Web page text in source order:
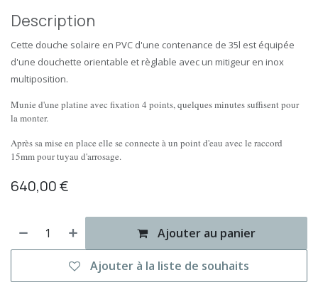
Description
Cette douche solaire en PVC d'une contenance de 35l est équipée
d'une douchette orientable et règlable avec un mitigeur en inox
multiposition.
Munie d'une platine avec fixation 4 points, quelques minutes suffisent pour
la monter.
Après sa mise en place elle se connecte à un point d'eau avec le raccord
15mm pour tuyau d'arrosage.
640,00€
Ajouter au panier
Ajouter à la liste de souhaits